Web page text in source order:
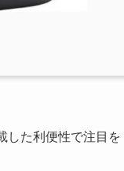
した利便性で注目を